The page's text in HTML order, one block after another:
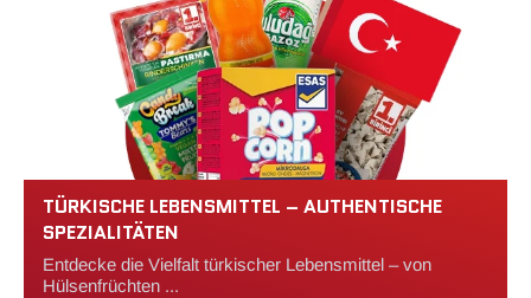
TÜRKISCHE LEBENSMITTEL – AUTHENTISCHE
SPEZIALITÄTEN
Entdecke die Vielfalt türkischer Lebensmittel – von
Hülsenfrüchten ...